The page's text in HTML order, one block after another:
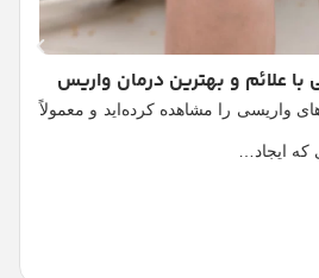
و بهترین درمان واریس
را مشاهده کرده‌اید و معمولاً